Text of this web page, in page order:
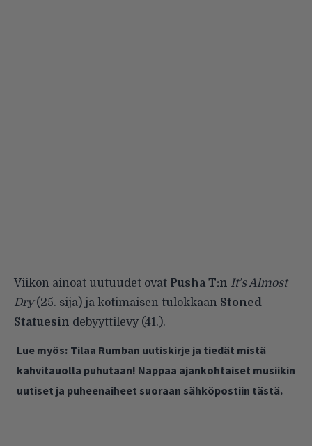
Viikon ainoat uutuudet ovat Pusha T:n It’s Almost
Dry(25. sija) ja kotimaisen tulokkaan Stoned
Statuesin debyyttilevy (41.).
Lue myös: Tilaa Rumban uutiskirje ja tiedät mistä
kahvitauolla puhutaan! Nappaa ajankohtaiset musiikin
uutiset ja puheenaiheet suoraan sähköpostiin tästä.